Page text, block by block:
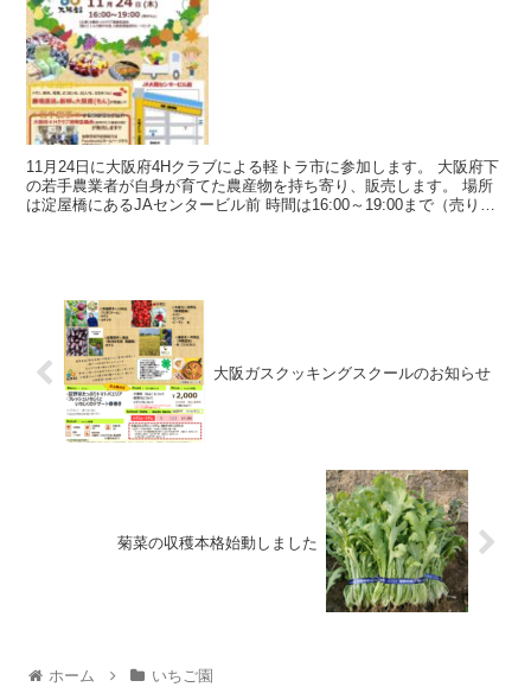
11月24日に大阪府4Hクラブによる軽トラ市に参加します。 大阪府下
の若手農業者が自身が育てた農産物を持ち寄り、販売します。 場所
は淀屋橋にあるJAセンタービル前 時間は16:00～19:00まで（売り切
大阪ガスクッキングスクールのお知らせ
菊菜の収穫本格始動しました
ホーム いちご園